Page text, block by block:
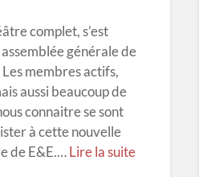
complet, s’est
générale de
membres actifs,
aussi beaucoup de
connaitre se sont
à cette nouvelle
de E&E.…Lire la suite